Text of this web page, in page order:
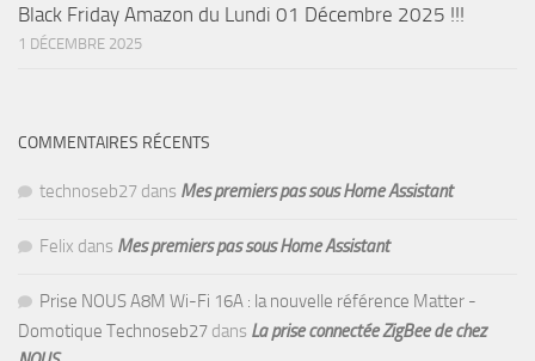
Black Friday Amazon du Lundi 01 Décembre 2025 !!!
1 DÉCEMBRE 2025
COMMENTAIRES RÉCENTS
technoseb27 dans Mes premiers pas sous Home Assistant
Felix dans Mes premiers pas sous Home Assistant
Prise NOUS A8M Wi-Fi 16A : la nouvelle référence Matter -
Domotique Technoseb27 dans La prise connectée ZigBee de chez